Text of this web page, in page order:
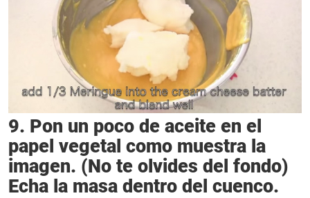
9. Pon un poco de aceite en el
papel vegetal como muestra la
imagen. (No te olvides del fondo)
Echa la masa dentro del cuenco.